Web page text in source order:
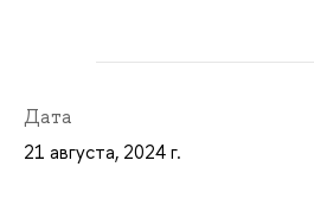
Дата
21 августа, 2024 г.